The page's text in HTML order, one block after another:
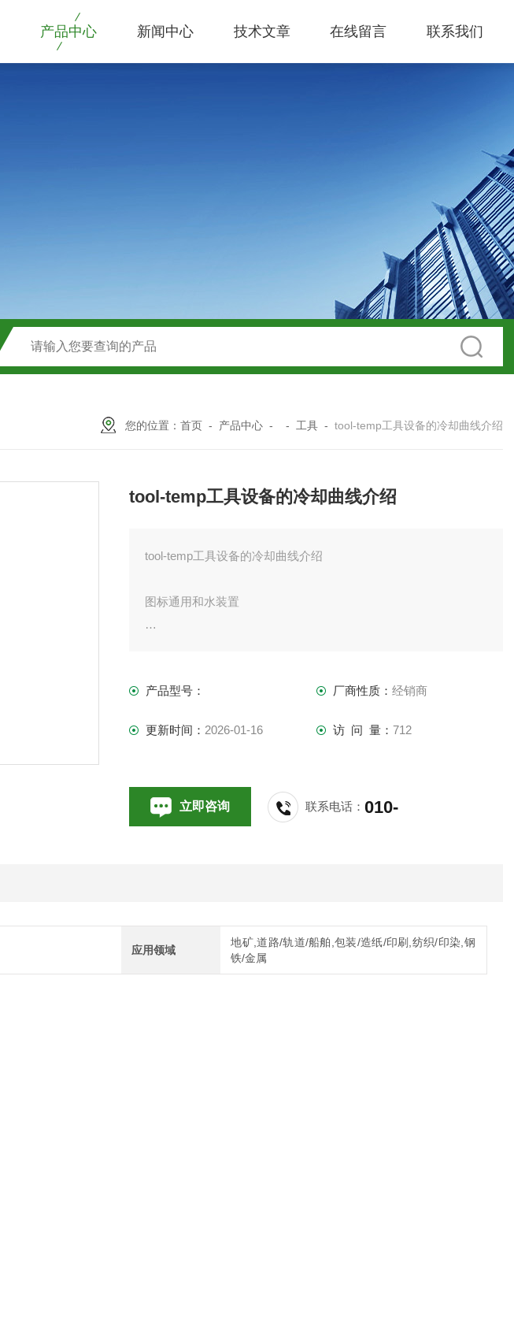
产品中心 新闻中心 技术文章 在线留言 联系我们
您的位置： 首页 - 产品中心 - - 工具 - tool-temp工具设备的冷却曲线介绍
tool-temp工具设备的冷却曲线介绍
tool-temp工具设备的冷却曲线介绍
图标通用和水装置
TT-180
模具重达 600 kg
关键数据
产品型号： 厂商性质： 经销商
更新时间： 2026-01-16 访 问 量： 712
立即咨询 联系电话：010-
应用领域
地矿,道路/轨道/船舶,包装/造纸/印刷,纺织/印染,钢
铁/金属